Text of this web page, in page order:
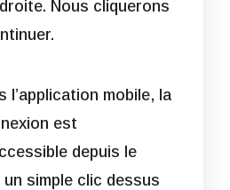
Nous cliquerons
l’application mobile, la
est
depuis le
simple clic dessus